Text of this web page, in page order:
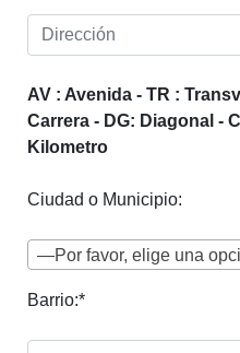
AV : Avenida - TR :
Carrera - DG: Diagonal -
Kilometro
Ciudad o Municipio:
—Por favor, elige una
Barrio:*